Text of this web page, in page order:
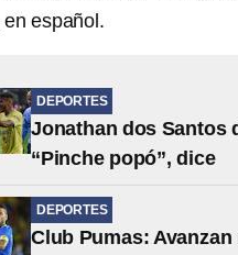
en español.
DEPORTES
Jonathan dos Santos
“Pinche popó”, dice
DEPORTES
Club Pumas: